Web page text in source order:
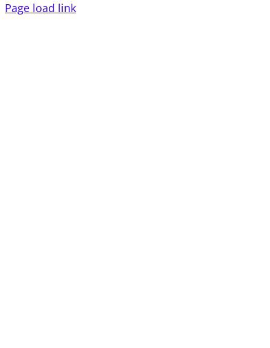
Page load link